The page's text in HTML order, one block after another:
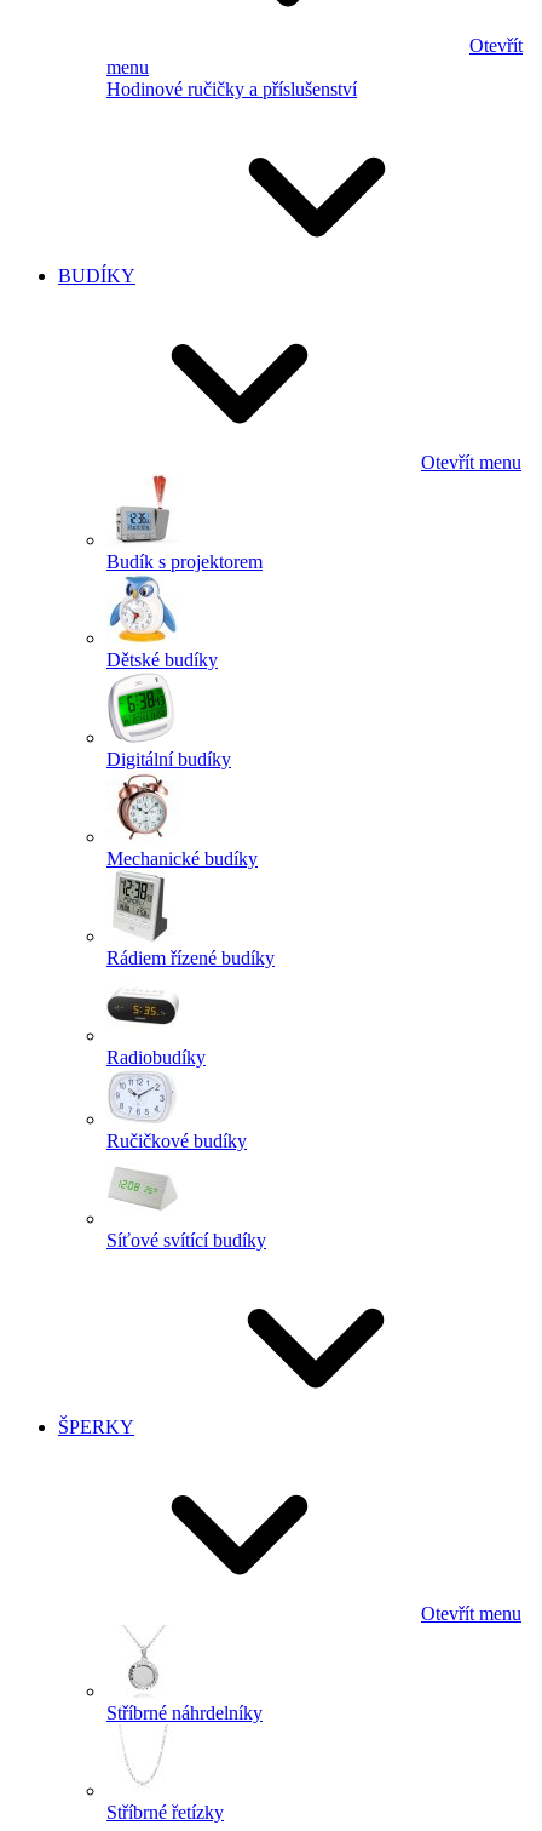
Otevřít
menu
Hodinové ručičky a příslušenství
BUDÍKY
Otevřít menu
Budík s projektorem
Dětské budíky
Digitální budíky
Mechanické budíky
Rádiem řízené budíky
Radiobudíky
Ručičkové budíky
Síťové svítící budíky
ŠPERKY
Otevřít menu
Stříbrné náhrdelníky
Stříbrné řetízky